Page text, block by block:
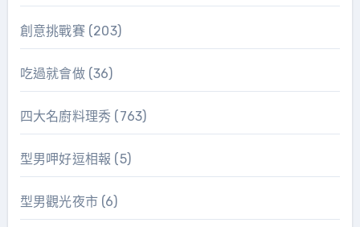
創意挑戰賽(203)
吃過就會做(36)
四大名廚料理秀 (763)
型男呷好逗相報 (5)
型男觀光夜市(6)